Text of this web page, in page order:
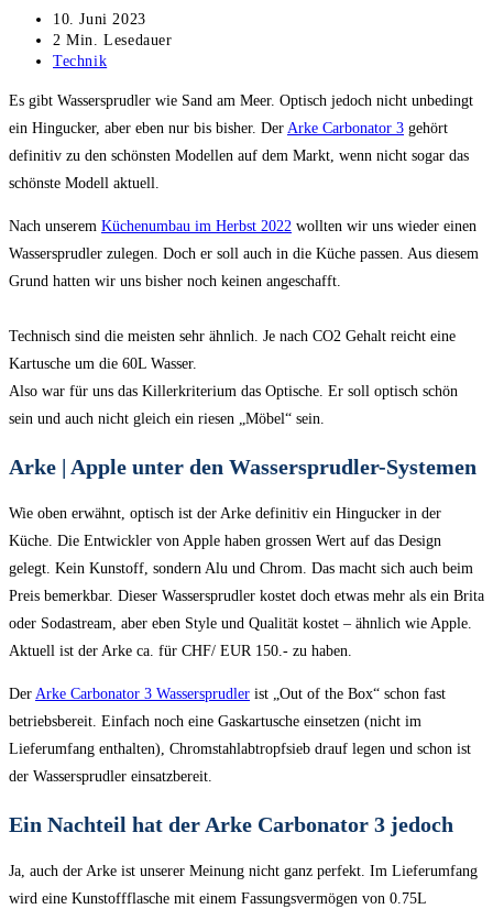
Beitrag
veröffentlicht:
10. Juni 2023
Lesedauer:
2 Min. Lesedauer
Beitrags-
Technik
Es gibt Wassersprudler wie Sand am Meer. Optisch jedoch nicht unbedingt
ein Hingucker, aber eben nur bis bisher. Der Arke Carbonator 3 gehört
definitiv zu den schönsten Modellen auf dem Markt, wenn nicht sogar das
schönste Modell aktuell.
Nach unserem Küchenumbau im Herbst 2022 wollten wir uns wieder einen
Wassersprudler zulegen. Doch er soll auch in die Küche passen. Aus diesem
Grund hatten wir uns bisher noch keinen angeschafft.
Technisch sind die meisten sehr ähnlich. Je nach CO2 Gehalt reicht eine
Kartusche um die 60L Wasser.
Also war für uns das Killerkriterium das Optische. Er soll optisch schön
sein und auch nicht gleich ein riesen „Möbel“ sein.
Arke | Apple unter den Wassersprudler-Systemen
Wie oben erwähnt, optisch ist der Arke definitiv ein Hingucker in der
Küche. Die Entwickler von Apple haben grossen Wert auf das Design
gelegt. Kein Kunstoff, sondern Alu und Chrom. Das macht sich auch beim
Preis bemerkbar. Dieser Wassersprudler kostet doch etwas mehr als ein Brita
oder Sodastream, aber eben Style und Qualität kostet – ähnlich wie Apple.
Aktuell ist der Arke ca. für CHF/ EUR 150.- zu haben.
Der Arke Carbonator 3 Wassersprudler ist „Out of the Box“ schon fast
betriebsbereit. Einfach noch eine Gaskartusche einsetzen (nicht im
Lieferumfang enthalten), Chromstahlabtropfsieb drauf legen und schon ist
der Wassersprudler einsatzbereit.
Ein Nachteil hat der Arke Carbonator 3 jedoch
Ja, auch der Arke ist unserer Meinung nicht ganz perfekt. Im Lieferumfang
wird eine Kunstoffflasche mit einem Fassungsvermögen von 0.75L